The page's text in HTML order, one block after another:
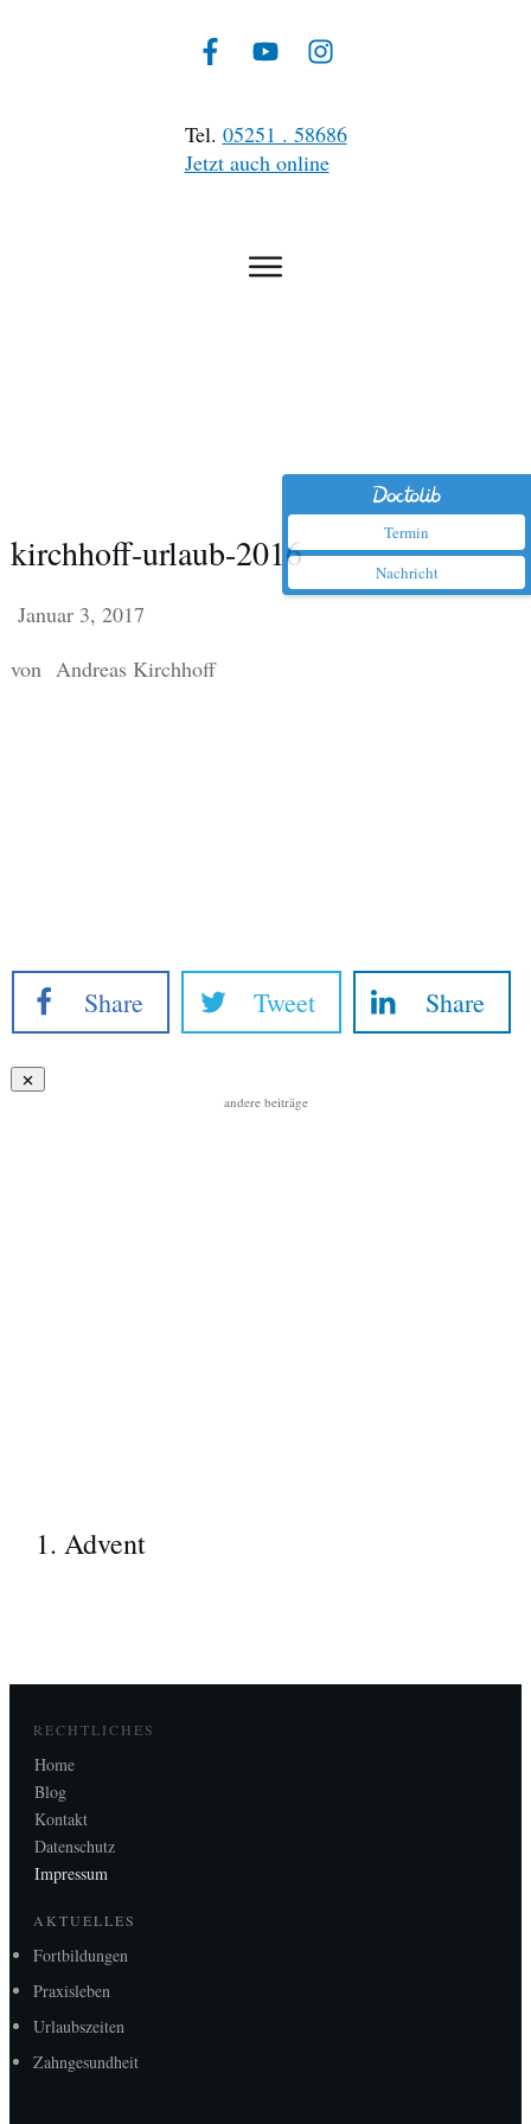
Termin
Nachricht
Tel. 05251 . 58686
Jetzt auch online
kirchhoff-urlaub-2016
Januar 3, 2017
von Andreas Kirchhoff
Share Tweet Share
andere beiträge
1. Advent
RECHTLICHES
Home
Blog
Kontakt
Datenschutz
Impressum
AKTUELLES
Fortbildungen
Praxisleben
Urlaubszeiten
Zahngesundheit